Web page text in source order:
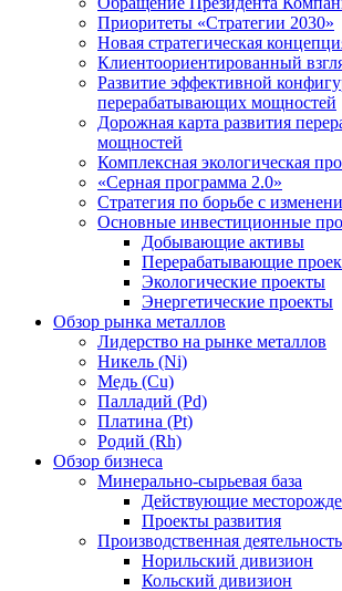
Приоритеты «Стратегии 2030»
Новая стратегическая
Клиентоориентированный
Развитие эффективной
перерабатывающих мощностей
Дорожная карта развития
мощностей
Комплексная экологическая
«Серная программа 2.0»
Стратегия по борьбе с
Основные инвестиционные
Добывающие активы
Перерабатывающие
Экологические проекты
Энергетические проекты
Обзор рынка металлов
Лидерство на рынке металлов
Никель (Ni)
Медь (Cu)
Палладий (Pd)
Платина (Pt)
Родий (Rh)
Обзор бизнеса
Минерально-сырьевая база
Действующие
Проекты развития
Производственная деятельность
Норильский дивизион
Кольский дивизион